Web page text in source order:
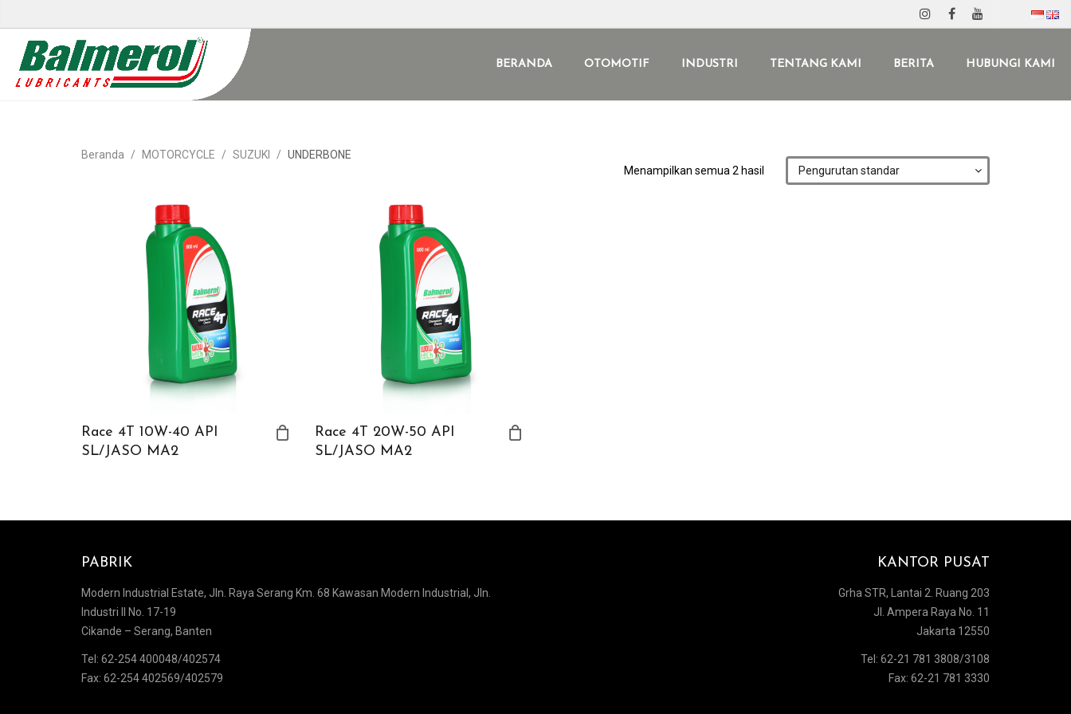
BERANDA OTOMOTIF INDUSTRI TENTANG KAMI BERITA HUBUNGI KAMI
Beranda MOTORCYCLE SUZUKI
UNDERBONE
Menampilkan semua 2 hasil
Race 4T 10W-40 API
SL/JASO MA2
Race 4T 20W-50 API
SL/JASO MA2
PABRIK
Modern Industrial Estate, Jln. Raya Serang Km. 68 Kawasan Modern Industrial, Jln.
Industri II No. 17-19
Cikande – Serang, Banten
Tel: 62-254 400048/402574
Fax: 62-254 402569/402579
KANTOR PUSAT
Grha STR, Lantai 2. Ruang 203
Jl. Ampera Raya No. 11
Jakarta 12550
Tel: 62-21 781 3808/3108
Fax: 62-21 781 3330